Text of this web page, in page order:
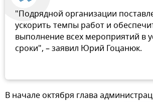
"Подрядной организации
ускорить темпы работ и
выполнение всех мероприятий в
сроки", – заявил Юрий Гоцанюк.
В начале октября глава